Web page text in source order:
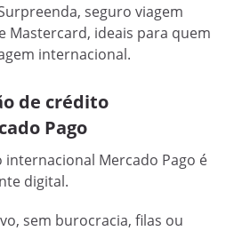
seguro viagem
Mastercard, ideais para quem
internacional.
de crédito
Pago
Mercado Pago é
digital.
sem burocracia, filas ou